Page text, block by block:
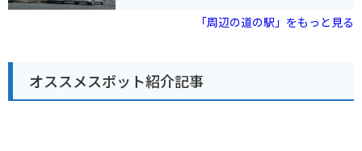
スイーツや、地元産の新鮮な野菜などを楽しむことがで
きます。また、バイク駐車場は広く、多くのライダーが
などへのアクセスも良好です。
「周辺の道の駅」をもっと見る
オススメスポット紹介記事